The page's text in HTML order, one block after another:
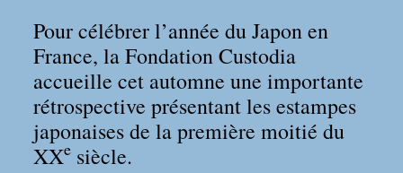
Pour célébrer l’année du Japon en
France, la Fondation Custodia
accueille cet automne une importante
rétrospective présentant les estampes
japonaises de la première moitié du
XXesiècle.